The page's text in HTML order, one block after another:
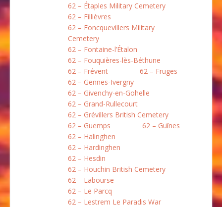
62 – Étaples Military Cemetery
62 – Fillièvres
62 – Foncquevillers Military
Cemetery
62 – Fontaine-l’Étalon
62 – Fouquières-lès-Béthune
62 – Frévent
62 – Fruges
62 – Gennes-Ivergny
62 – Givenchy-en-Gohelle
62 – Grand-Rullecourt
62 – Grévillers British Cemetery
62 – Guemps
62 – Guînes
62 – Halinghen
62 – Hardinghen
62 – Hesdin
62 – Houchin British Cemetery
62 – Labourse
62 – Le Parcq
62 – Lestrem Le Paradis War